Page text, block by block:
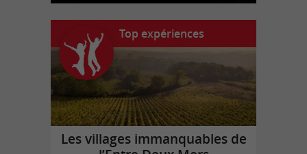
Top expériences
Les villages immanquables de